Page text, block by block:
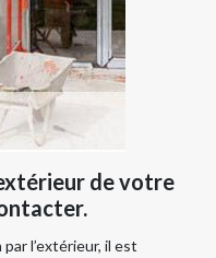
de votre
l’extérieur, il est